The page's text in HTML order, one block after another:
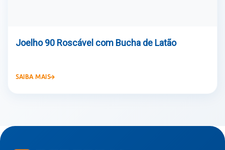
Joelho 90 Roscável com Bucha de Latão
SAIBA MAIS